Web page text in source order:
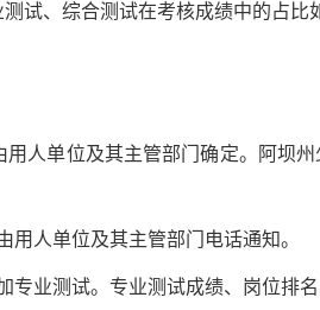
试、 综合测试在考核成绩中的占比
人单位及其主管部门确定。 阿坝
人单位及其主管部门电话通知。
业测试。专业测试成绩、岗位排名